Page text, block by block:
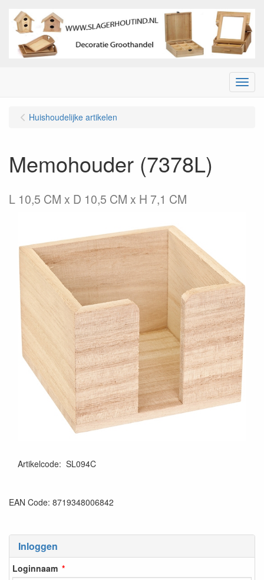
Menu
Inloggen
Loginnaam
Huishoudelijke artikelen
Memohouder (7378L)
L 10,5 CM x D 10,5 CM x H 7,1 CM
Artikelcode: SL094C
EAN Code: 8719348006842